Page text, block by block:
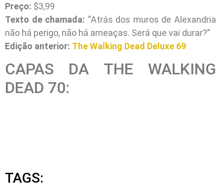
Preço: $3,99
Texto de chamada: “Atrás dos muros de Alexandria
não há perigo, não há ameaças. Será que vai durar?”
Edição anterior: The Walking Dead Deluxe 69
CAPAS DA THE WALKING
DEAD 70:
TAGS: